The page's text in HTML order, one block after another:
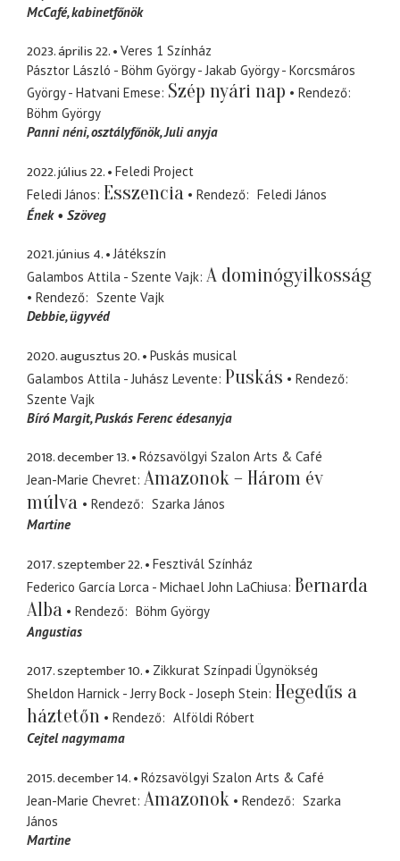
McCafé kabinetfőnök
2023. április 22.
Veres 1 Színház
Pásztor László - Böhm György - Jakab György - Korcsmáros
György - Hatvani Emese Szép nyári nap
Rendező
Böhm György
Panni néni osztályfőnök, Juli anyja
2022. július 22.
Feledi Project
Feledi János Esszencia Rendező
Feledi János
Ének
Szöveg
2021. június 4.
Játékszín
Galambos Attila - Szente Vajk A dominógyilkosság
Rendező
Szente Vajk
Debbie ügyvéd
2020. augusztus 20.
Puskás musical
Galambos Attila - Juhász Levente Puskás
Rendező
Szente Vajk
Bíró Margit Puskás Ferenc édesanyja
2018. december 13.
Rózsavölgyi Szalon Arts & Café
Jean-Marie Chevret Amazonok – Három év
múlva
Rendező
Szarka János
Martine
2017. szeptember 22.
Fesztivál Színház
Federico García Lorca - Michael John LaChiusa Bernarda
Alba
Rendező
Böhm György
Angustias
2017. szeptember 10.
Zikkurat Színpadi Ügynökség
Sheldon Harnick - Jerry Bock - Joseph Stein Hegedűs a
háztetőn
Rendező
Alföldi Róbert
Cejtel nagymama
2015. december 14.
Rózsavölgyi Szalon Arts & Café
Jean-Marie Chevret Amazonok Rendező
Szarka
János
Martine